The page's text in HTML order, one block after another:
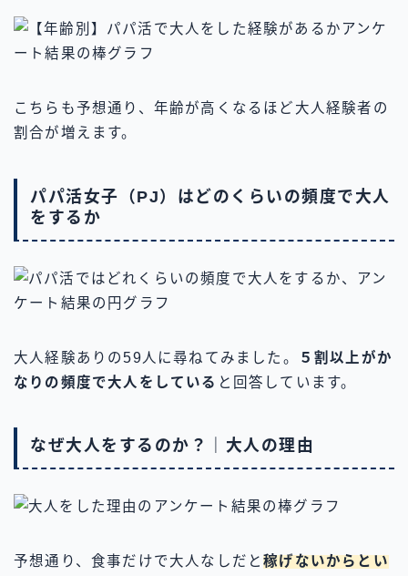
こちらも予想通り、年齢が高くなるほど大人経験者の
割合が増えます。
パパ活女子（PJ）はどのくらいの頻度で大人
をするか
大人経験ありの59人に尋ねてみました。
５割以上がか
なりの頻度で大人をしている と回答しています。
なぜ大人をするのか？｜大人の理由
予想通り、食事だけで大人なしだと稼げないからとい